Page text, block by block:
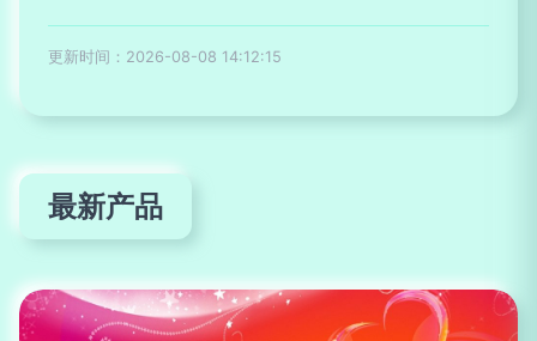
更新时间：2026-08-08 14:12:15
最新产品